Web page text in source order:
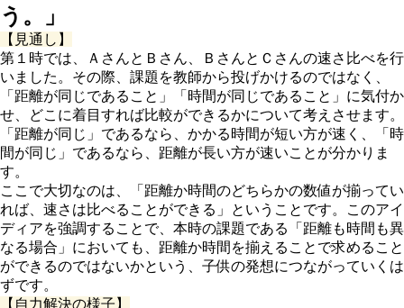
う。」
【見通し】
第１時では、ＡさんとＢさん、ＢさんとＣさんの速さ比べを行
いました。その際、課題を教師から投げかけるのではなく、
「距離が同じであること」「時間が同じであること」に気付か
せ、どこに着目すれば比較ができるかについて考えさせます。
「距離が同じ」であるなら、かかる時間が短い方が速く、「時
間が同じ」であるなら、距離が長い方が速いことが分かりま
す。
ここで大切なのは、「距離か時間のどちらかの数値が揃ってい
れば、速さは比べることができる」ということです。このアイ
ディアを強調することで、本時の課題である「距離も時間も異
なる場合」においても、距離か時間を揃えることで求めること
ができるのではないかという、子供の発想につながっていくは
ずです。
【自力解決の様子】